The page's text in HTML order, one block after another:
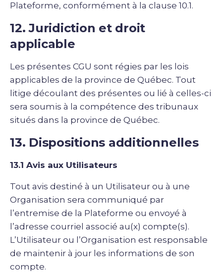
Plateforme, conformément à la clause 10.1.
12. Juridiction et droit
applicable
Les présentes CGU sont régies par les lois
applicables de la province de Québec. Tout
litige découlant des présentes ou lié à celles-ci
sera soumis à la compétence des tribunaux
situés dans la province de Québec.
13. Dispositions additionnelles
13.1 Avis aux Utilisateurs
Tout avis destiné à un Utilisateur ou à une
Organisation sera communiqué par
l’entremise de la Plateforme ou envoyé à
l’adresse courriel associé au(x) compte(s).
L’Utilisateur ou l’Organisation est responsable
de maintenir à jour les informations de son
compte.